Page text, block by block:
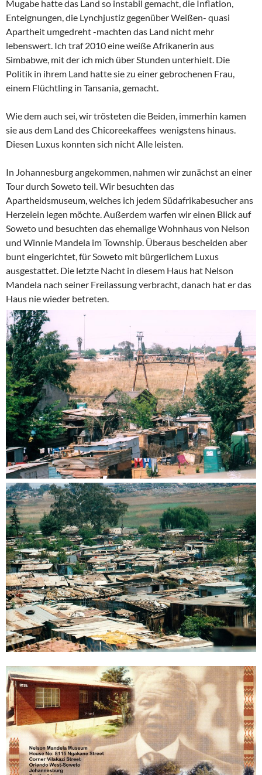
Mugabe hatte das Land so instabil gemacht, die Inflation,
Enteignungen, die Lynchjustiz gegenüber Weißen- quasi
Apartheit umgedreht -machten das Land nicht mehr
lebenswert. Ich traf 2010 eine weiße Afrikanerin aus
Simbabwe, mit der ich mich über Stunden unterhielt. Die
Politik in ihrem Land hatte sie zu einer gebrochenen Frau,
einem Flüchtling in Tansania, gemacht.
Wie dem auch sei, wir trösteten die Beiden, immerhin kamen
sie aus dem Land des Chicoreekaffees wenigstens hinaus.
Diesen Luxus konnten sich nicht Alle leisten.
In Johannesburg angekommen, nahmen wir zunächst an einer
Tour durch Soweto teil. Wir besuchten das
Apartheidsmuseum, welches ich jedem Südafrikabesucher ans
Herzelein legen möchte. Außerdem warfen wir einen Blick auf
Soweto und besuchten das ehemalige Wohnhaus von Nelson
und Winnie Mandela im Township. Überaus bescheiden aber
bunt eingerichtet, für Soweto mit bürgerlichem Luxus
ausgestattet. Die letzte Nacht in diesem Haus hat Nelson
Mandela nach seiner Freilassung verbracht, danach hat er das
Haus nie wieder betreten.